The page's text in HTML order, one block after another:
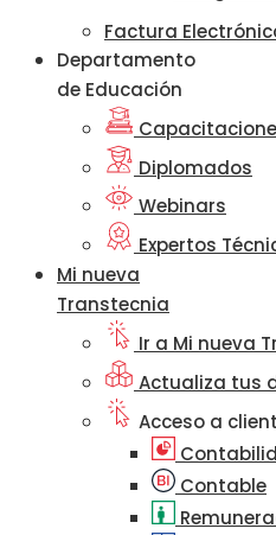
Factura
Departamento
de Educación
Diplomados
Webinars
Expertos
Mi nueva
Transtecnia
Ir a Mi nueva
Actualiza tus
Acceso a
Contable